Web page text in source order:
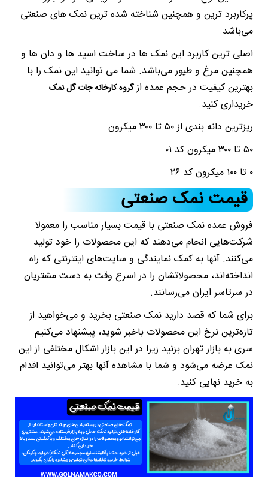
پرکاربرد ترین و همچنین شناخته شده ترین نمک های صنعتی
می‌باشد.
اصلی ترین کاربرد این نمک ها در ساخت اسید ها و دان ها و
همچنین مرغ و طیور می‌باشد. شما می توانید این نمک را با
بهترین کیفیت در حجم عمده ازگروه کارخانه جات گل نمک
خریداری کنید.
ریز­ترین دانه بندی از ۵۰ تا ۳۰۰ میکرون
۵۰ تا ۳۰۰ میکرون کد ۰۱
۰ تا ۱۰۰ میکرون کد ۲۶
قیمت نمک صنعتی
فروش عمده نمک صنعتی با قیمت بسیار مناسب را معمولا
شرکت‌هایی انجام می‌دهند که این محصولات را خود تولید
می‌کنند. آنها به کمک نمایندگی و سایت‌های اینترنتی که راه
انداخته‌اند، محصولاتشان را در اسرع وقت به دست مشتریان
در سرتاسر ایران می‌رسانند.
برای شما که قصد دارید نمک صنعتی بخرید و می‌خواهید از
تازه‌ترین نرخ این محصولات باخبر شوید، پیشنهاد می‌کنیم
سری به بازار تهران بزنید زیرا در این بازار اشکال مختلفی از این
نمک عرضه می‌شود و شما با مشاهده آنها بهتر می‌توانید اقدام
به خرید نهایی کنید.